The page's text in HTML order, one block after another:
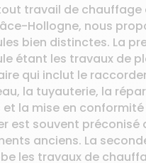
travail de chauffage
Hollogne, nous
bien distinctes. La
étant les travaux de
qui inclut le
la tuyauterie, la
et la mise en conformité
est souvent préconisé
anciens. La
les travaux de